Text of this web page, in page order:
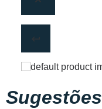
Sugestões